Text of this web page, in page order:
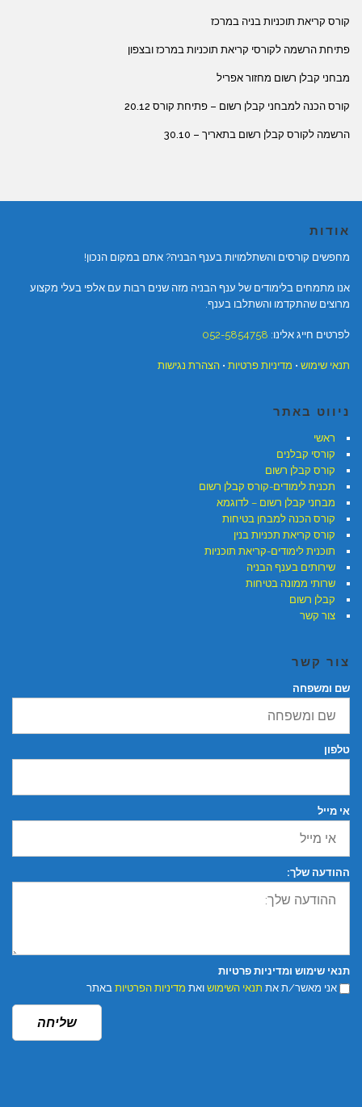
קורס קריאת תוכניות בניה במרכז
פתיחת הרשמה לקורסי קריאת תוכניות במרכז ובצפון
מבחני קבלן רשום מחזור אפריל
קורס הכנה למבחני קבלן רשום – פתיחת קורס 20.12
הרשמה לקורס קבלן רשום בתאריך – 30.10
אודות
מחפשים קורסים והשתלמויות בענף הבניה? אתם במקום הנכון!
אנו מתמחים בלימודים של ענף הבניה מזה שנים רבות עם אלפי בעלי מקצוע
מרוצים שהתקדמו והשתלבו בענף.
לפרטים חייג אלינו: 052-5854758
תנאי שימוש • מדיניות פרטיות • הצהרת נגישות
ניווט באתר
ראשי
קורסי קבלנים
קורס קבלן רשום
תכנית לימודים-קורס קבלן רשום
מבחני קבלן רשום – לדוגמא
קורס הכנה למבחן בטיחות
קורס קריאת תכניות בנין
תוכנית לימודים-קריאת תוכניות
שירותים בענף הבניה
שרותי ממונה בטיחות
קבלן רשום
צור קשר
צור קשר
שם ומשפחה
טלפון
אי מייל
ההודעה שלך:
תנאי שימוש ומדיניות פרטיות
אני מאשר/ת את תנאי השימוש ואת מדיניות הפרטיות באתר
שליחה